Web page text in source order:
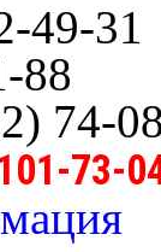
49-31
88
74-
73-